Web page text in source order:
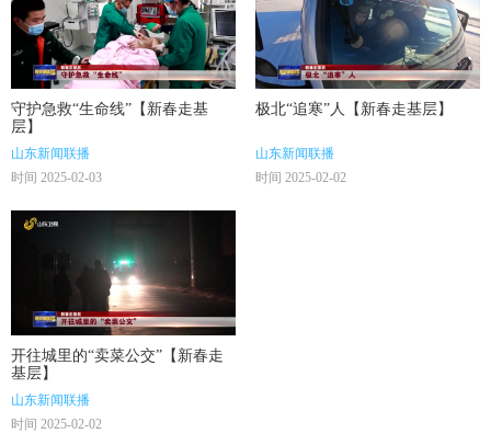
守护急救“生命线”【新春走基
层】
山东新闻联播
时间 2025-02-03
极北“追寒”人【新春走基层】
山东新闻联播
时间 2025-02-02
开往城里的“卖菜公交”【新春走
基层】
山东新闻联播
时间 2025-02-02